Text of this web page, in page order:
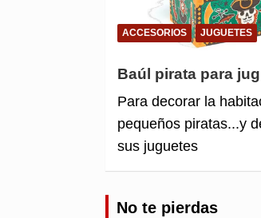
ACCESORIOS JUGUETES
Baúl pirata para
Para decorar la
pequeños piratas...y
sus juguetes
No te pierdas